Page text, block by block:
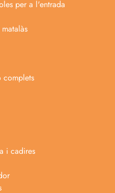
per a l'entrada
complets
i cadires